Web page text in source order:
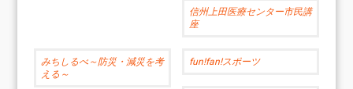
信州上田医療センター市民講
座
みちしるべ～防災・減災を考
える～
fun!fan!スポーツ